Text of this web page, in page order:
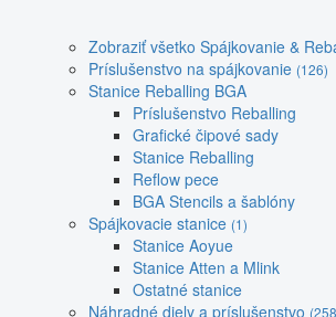
Zobraziť všetko Spájkovanie &
Príslušenstvo na spájkovanie (126)
Stanice Reballing BGA
Príslušenstvo Reballing
Grafické čipové sady
Stanice Reballing
Reflow pece
BGA Stencils a šablóny
Spájkovacie stanice (1)
Stanice Aoyue
Stanice Atten a Mlink
Ostatné stanice
Náhradné diely a príslušenstvo